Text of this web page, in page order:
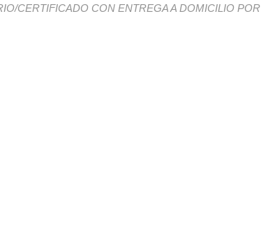
CERTIFICADO CON ENTREGA A DOMICILIO POR